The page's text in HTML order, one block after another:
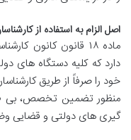
اصل الزام به استفاده از
ماده ۱۸ قانون
دارد که کلیه دستگاه های
خود را صرفاً از طریق
منظور تضمین تخصص، بی
گیری های دولتی و قضایی